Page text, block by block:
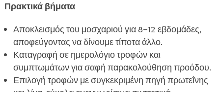
Πρακτικά βήματα
Αποκλεισμός του μοσχαριού για 8–12 εβδομάδες,
αποφεύγοντας να δίνουμε τίποτα άλλο.
Καταγραφή σε ημερολόγιο τροφών και
συμπτωμάτων για σαφή παρακολούθηση προόδου.
Επιλογή τροφών με συγκεκριμένη πηγή πρωτεΐνης